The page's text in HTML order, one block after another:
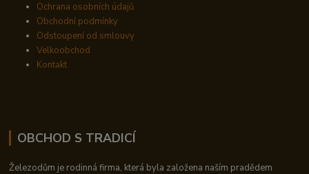
Ochrana osobních údajů
Obchodní podmínky
Odstoupení od smlouvy
Velkoobchod
Kontakt
OBCHOD S TRADICÍ
Železodům je rodinná firma, která byla založena naším pradědem